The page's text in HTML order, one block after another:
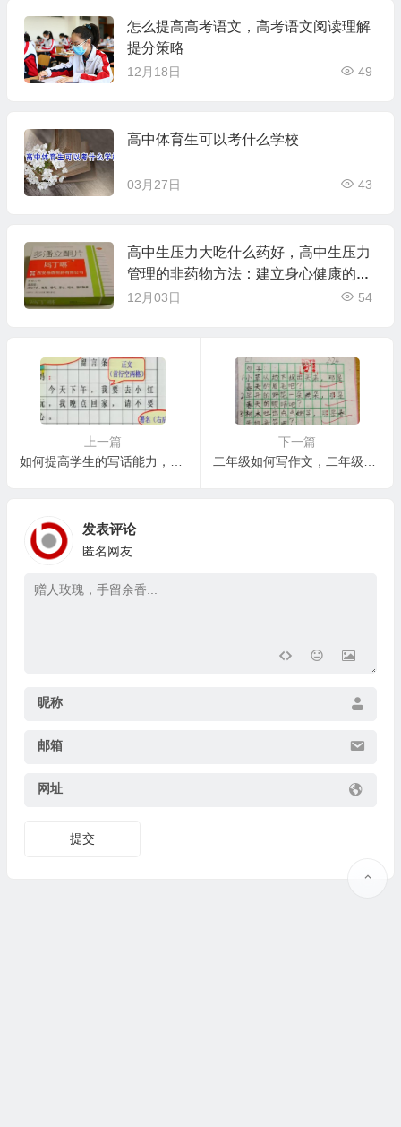
怎么提高高考语文，高考语文阅读理解
提分策略
12月18日 49
高中体育生可以考什么学校
03月27日 43
高中生压力大吃什么药好，高中生压力
管理的非药物方法：建立身心健康的生
活方式
12月03日 54
上一篇
下一篇
发表评论
匿名网友
昵称
邮箱
网址
提交